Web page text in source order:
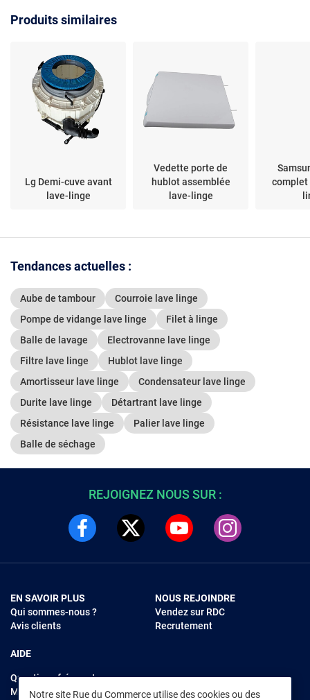
Produits similaires
Lg Demi-cuve avant
lave-linge
Vedette porte de
hublot assemblée
lave-linge
complet
Tendances actuelles :
Aube de tambour
Courroie lave linge
Pompe de vidange lave linge
Filet à linge
Balle de lavage
Electrovanne lave linge
Filtre lave linge
Hublot lave linge
Amortisseur lave linge
Condensateur lave linge
Durite lave linge
Détartrant lave linge
Résistance lave linge
Palier lave linge
Balle de séchage
Notre site Rue du Commerce utilise des cookies ou des
REJOIGNEZ NOUS SUR :
EN SAVOIR PLUS
Qui sommes-nous ?
Avis clients
AIDE
Questions fréquentes
Modes de règlements
NOUS REJOINDRE
Vendez sur RDC
Recrutement